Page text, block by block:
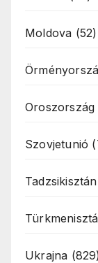
Moldova (52)
Oroszország
Szovjetunió
Tadzsikisztán
Ukrajna